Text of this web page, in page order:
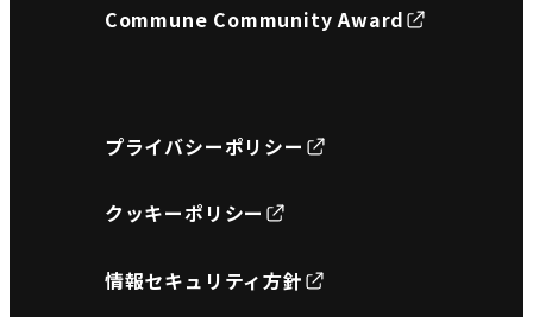
Commune Community Award
プライバシーポリシー
クッキーポリシー
情報セキュリティ方針